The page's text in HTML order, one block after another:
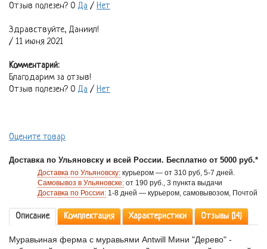
Отзыв полезен? 0 Да / Нет
Здравствуйте, Даниил!
/ 11 июня 2021
Комментарий:
Благодарим за отзыв!
Отзыв полезен? 0 Да / Нет
Оцените товар
Доставка по Ульяновску и всей России. Бесплатно от 5000 руб.*
Доставка по Ульяновску: курьером — от 310 руб, 5-7 дней.
Самовывоз в Ульяновске: от 190 руб., 3 пункта выдачи
Доставка по России: 1-8 дней — курьером, самовывозом, Почтой
Описание Комплектация Характеристики Отзывы (14)
Муравьиная ферма с муравьями Antwill Мини "Дерево" -